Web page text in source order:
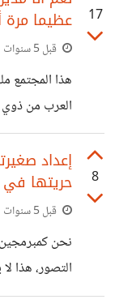
حتى ! فهل أنا
الطريقة :
ما الذي
أو التوجيه-
17 عظيما مرة
قبل 5 سنوات
هذا المجتمع
العرب من ذوي
اليوم ركوده
برمجة" يعود
بآرائكم
8
إعداد
حريتها في
قبل 5 سنوات
نحن
التصور، هذا
واجتماعيا !